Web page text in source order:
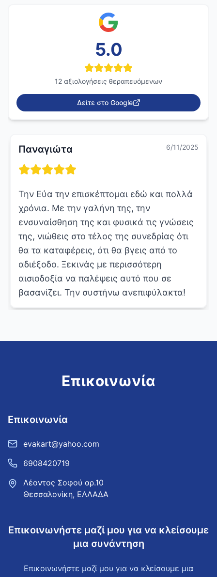
5.0
12 αξιολογήσεις θεραπευόμενων
Δείτε στο Google
Παναγιώτα 6/11/2025
Την Εύα την επισκέπτομαι εδώ και πολλά
χρόνια. Με την γαλήνη της, την
ενσυναίσθηση της και φυσικά τις γνώσεις
της, νιώθεις στο τέλος της συνεδρίας ότι
θα τα καταφέρεις, ότι θα βγεις από το
αδιέξοδο. Ξεκινάς με περισσότερη
αισιοδοξία να παλέψεις αυτό που σε
βασανίζει. Την συστήνω ανεπιφύλακτα!
Επικοινωνία
Επικοινωνία
evakart@yahoo.com
6908420719
Λέοντος Σοφού αρ.10
Θεσσαλονίκη, ΕΛΛΑΔΑ
Επικοινωνήστε μαζί μου για να κλείσουμε
μια συνάντηση
Επικοινωνήστε μαζί μου για να κλείσουμε μια